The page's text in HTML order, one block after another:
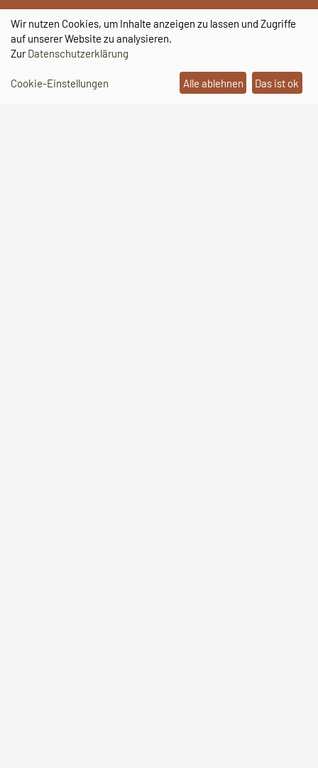
von Guerickes.
Unsere Arbeit können Sie gern durch eine Spende
Unser Spenden-Konto bei der Stadtsparkasse Magdeburg:
Konto-Nr.: 34 00 37 34 // BLZ: 810 532 72
Wir nutzen Cookies, um Inhalte anzeigen zu lassen und Zugriffe
auf unserer Website zu analysieren.
ZurDatenschutzerklärung
Cookie-Einstellungen Alle ablehnen Das ist ok